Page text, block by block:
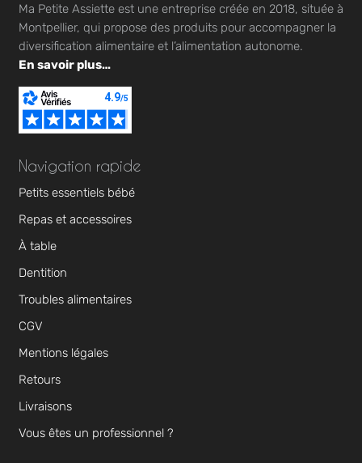
Ma Petite Assiette est une entreprise créée en 2018, située à
Montpellier, qui propose des produits pour accompagner la
diversification alimentaire et l’alimentation autonome.
En savoir plus…
Navigation rapide
Petits essentiels bébé
Repas et accessoires
À table
Dentition
Troubles alimentaires
CGV
Mentions légales
Retours
Livraisons
Vous êtes un professionnel ?